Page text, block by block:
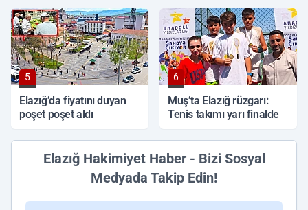
5
Elazığ’da fiyatını duyan
poşet poşet aldı
6
Muş’ta Elazığ rüzgarı:
Tenis takımı yarı finalde
Elazığ Hakimiyet Haber - Bizi Sosyal
Medyada Takip Edin!